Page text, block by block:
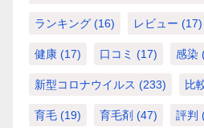
ランキング (16) レビュー (17)
健康 (17) 口コミ (17) 感染
新型コロナウイルス (233) 比
育毛 (19) 育毛剤 (47) 評判